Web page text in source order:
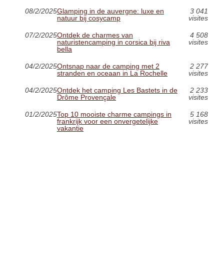
08/2/2025Glamping in de auvergne: luxe en
natuur bij cosycamp
3 041
visites
07/2/2025Ontdek de charmes van
naturistencamping in corsica bij riva
bella
4 508
visites
04/2/2025Ontsnap naar de camping met 2
stranden en oceaan in La Rochelle
2 277
visites
04/2/2025Ontdek het camping Les Bastets in de
Drôme Provençale
2 233
visites
01/2/2025Top 10 mooiste charme campings in
frankrijk voor een onvergetelijke
vakantie
5 168
visites